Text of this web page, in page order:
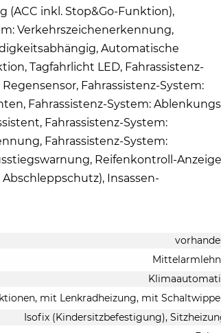
(ACC inkl. Stop&Go-Funktion),
Verkehrszeichenerkennung,
Automatische
Tagfahrlicht LED, Fahrassistenz-
Fahrassistenz-System:
Fahrassistenz-System:
Fahrassistenz-System:
Fahrassistenz-System:
Reifenkontroll-
Insassen-
mit Lenkradheizung, mit
Isofix (Kindersitzbefestigung),